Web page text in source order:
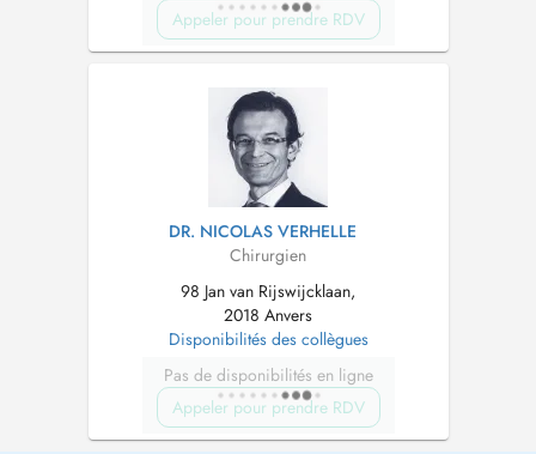
Appeler pour prendre RDV
DR. NICOLAS VERHELLE
Chirurgien
98 Jan van Rijswijcklaan,
2018 Anvers
Disponibilités des collègues
Pas de disponibilités en ligne
Appeler pour prendre RDV